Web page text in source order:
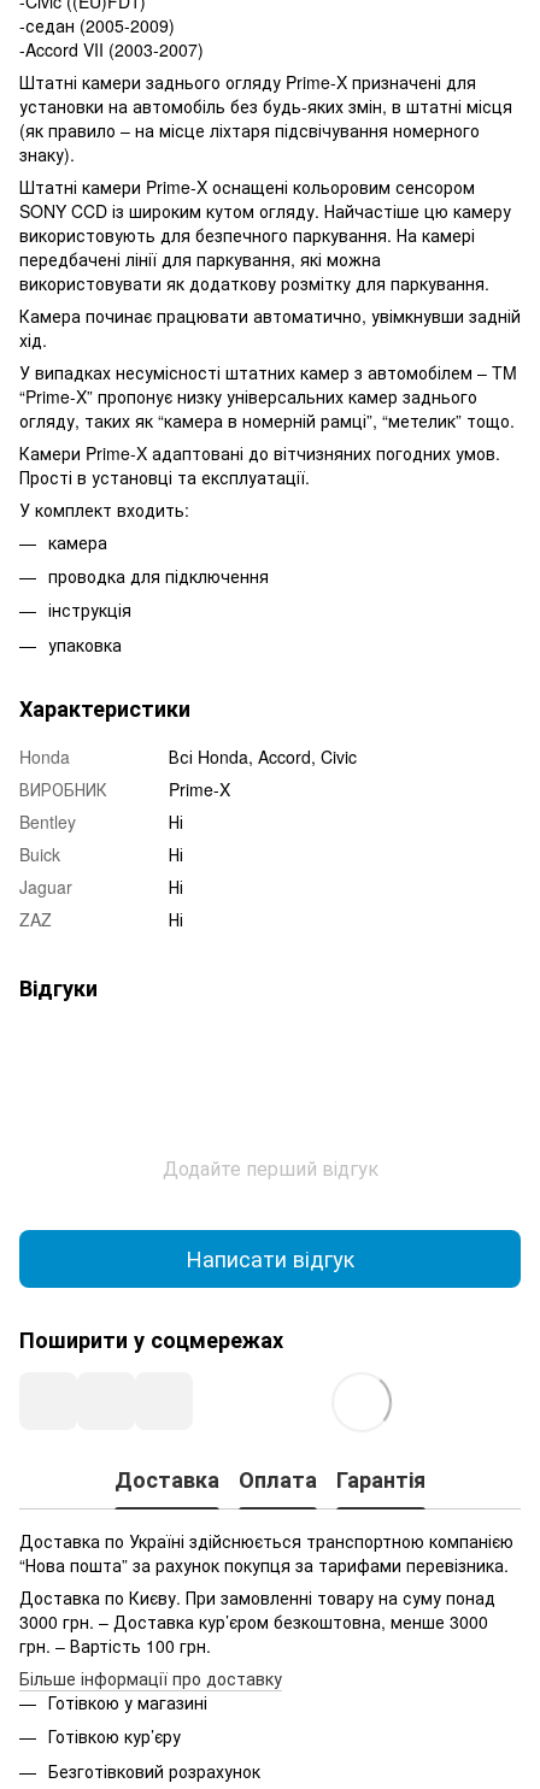
-седан (2005-2009)
-Accord VII (2003-2007)
Штатні камери заднього огляду Prime-X призначені для
установки на автомобіль без будь-яких змін, в штатні місця
(як правило – на місце ліхтаря підсвічування номерного
знаку).
Штатні камери Prime-X оснащені кольоровим сенсором
SONY CCD із широким кутом огляду. Найчастіше цю камеру
використовують для безпечного паркування. На камері
передбачені лінії для паркування, які можна
використовувати як додаткову розмітку для паркування.
Камера починає працювати автоматично, увімкнувши задній
хід.
У випадках несумісності штатних камер з автомобілем – TM
“Prime-X” пропонує низку універсальних камер заднього
огляду, таких як “камера в номерній рамці”, “метелик” тощо.
Камери Prime-X адаптовані до вітчизняних погодних умов.
Прості в установці та експлуатації.
У комплект входить:
камера
проводка для підключення
інструкція
упаковка
Характеристики
Honda
Всі Honda, Accord, Civic
ВИРОБНИК
Prime-X
Bentley
Ні
Buick
Ні
Jaguar
Ні
ZAZ
Ні
Відгуки
Додайте перший відгук
Написати відгук
Поширити у соцмережах
Доставка Оплата Гарантія
Доставка по Україні здійснюється транспортною компанією
“Нова пошта” за рахунок покупця за тарифами перевізника.
Доставка по Києву. При замовленні товару на суму понад
3000 грн. – Доставка кур’єром безкоштовна, менше 3000
грн. – Вартість 100 грн.
Більше інформації про доставку
Готівкою у магазині
Готівкою кур’єру
Безготівковий розрахунок